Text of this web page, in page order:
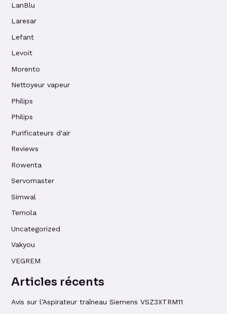
LanBlu
Laresar
Lefant
Levoit
Morento
Nettoyeur vapeur
Philips
Philips
Purificateurs d'air
Reviews
Rowenta
Servomaster
Simwal
Temola
Uncategorized
Vakyou
VEGREM
Articles récents
Avis sur l’Aspirateur traîneau Siemens VSZ3XTRM11